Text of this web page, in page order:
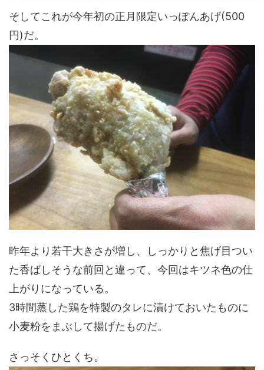
そしてこれが今年初の正月限定いっぽんあげ(500
円)だ。
昨年より若干大きさが増し、しっかりと焦げ目つい
た香ばしそうな前回と違って、今回はキツネ色の仕
上がりになっている。
3時間蒸した鶏を特製のタレに漬けておいたものに
小麦粉をまぶして揚げたものだ。
さっそくひとくち。